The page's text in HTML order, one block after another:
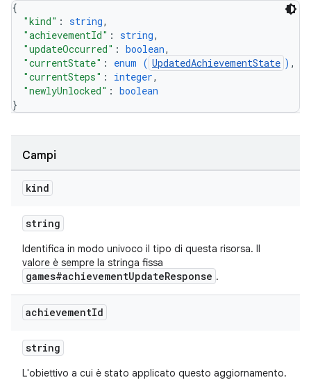
{
"kind" : string,
"achievementId" : string,
"updateOccurred" : boolean,
"currentState" : enum ( UpdatedAchievementState ) ,
"currentSteps" : integer,
"newlyUnlocked" : boolean
}
Campi
kind
string
Identifica in modo univoco il tipo di questa risorsa. Il
valore è sempre la stringa fissa
games#achievementUpdateResponse .
achievementId
string
L'obiettivo a cui è stato applicato questo aggiornamento.